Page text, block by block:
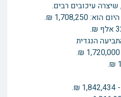
עיכובים רבים.
₪.
הנגדית